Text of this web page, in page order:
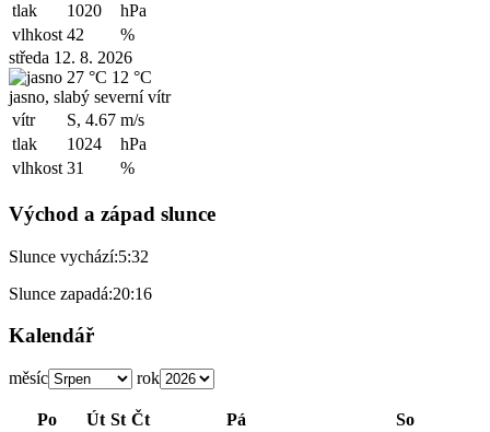
tlak
1020
hPa
vlhkost 42
%
středa 12. 8. 2026
27 °C 12 °C
jasno, slabý severní vítr
vítr
S, 4.67 m/s
tlak
1024
hPa
vlhkost 31 %
Východ a západ slunce
Slunce vychází:5:32
Slunce zapadá:20:16
Kalendář
měsíc rok
Po Út St Čt Pá
So